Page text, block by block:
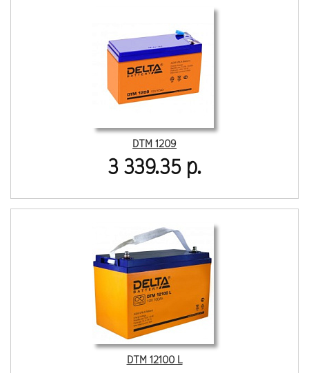
DTM 1209
3 339.35 р.
DTM 12100 L